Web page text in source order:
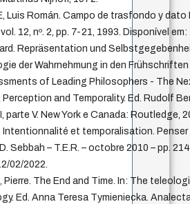
Luis Román. Campo de trasfondo y
12, nº. 2, pp. 7-21, 1993. Disponível
Repräsentation und
der Wahrnehmung in den
of Leading Philosophers - The
Perception and Temporality. Ed. Rudolf
parte V. New York e Canada: Routledge,
Intentionnalité et temporalisation. Penser
Sebbah – T.E.R. – octobre 2010 – pp.
02/2022.
Pierre. The End and Time. In: The
Ed. Anna Teresa Tymieniecka.